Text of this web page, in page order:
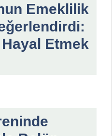
Emeklilik
Hayal Etmek